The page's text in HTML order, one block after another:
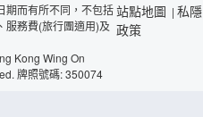
期而有所不同，不包括
服務費(旅行團適用)及
Kong Wing On
牌照號碼: 350074
站點地圖 | 私隱
政策